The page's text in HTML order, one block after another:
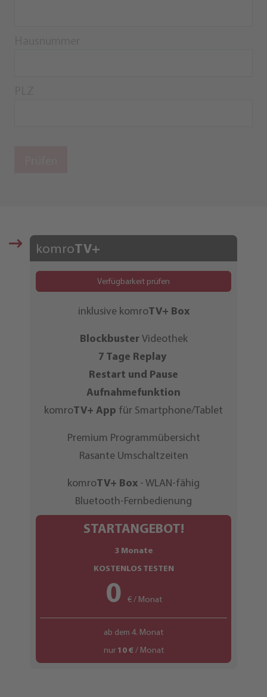
komroTV+
Verfügbarkeit prüfen
inklusive komroTV+ Box
BlockbusterVideothek
7 Tage Replay
Restart und Pause
Aufnahmefunktion
komroTV+ App für Smartphone/Tablet
Premium Programmübersicht
Rasante Umschaltzeiten
komroTV+ Box - WLAN-fähig
Bluetooth-Fernbedienung
STARTANGEBOT!
3 Monate
KOSTENLOS TESTEN
0 € / Monat
ab dem 4. Monat
nur 10 € / Monat